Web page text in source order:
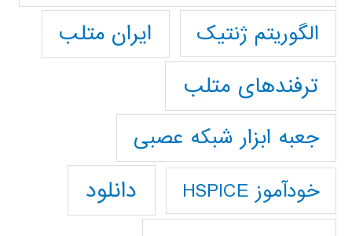
الگوریتم ژنتیک
ایران متلب
ترفندهای متلب
جعبه ابزار شبکه عصبی
خودآموز HSPICE دانلود